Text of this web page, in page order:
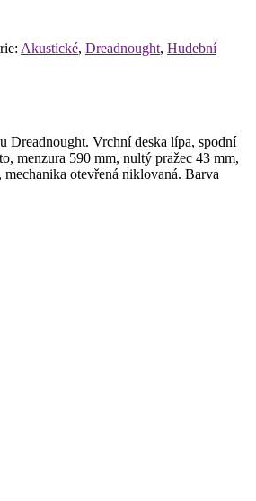
Akustické, Dreadnought, Hudební
Dreadnought. Vrchní deska lípa, spodní
menzura 590 mm, nultý pražec 43 mm,
otevřená niklovaná. Barva